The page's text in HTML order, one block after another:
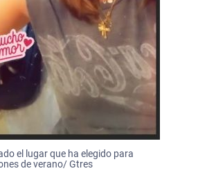
el lugar que ha elegido para
de verano/ Gtres